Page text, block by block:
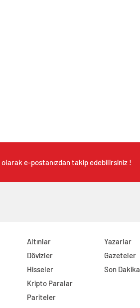
e-postanızdan takip edebilirsiniz !
Altınlar
Dövizler
Hisseler
Kripto Paralar
Pariteler
Yazarlar
Gazeteler
Son Dakika